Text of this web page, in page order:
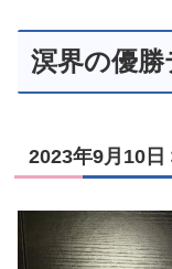
溟界の優
2023年9月10日